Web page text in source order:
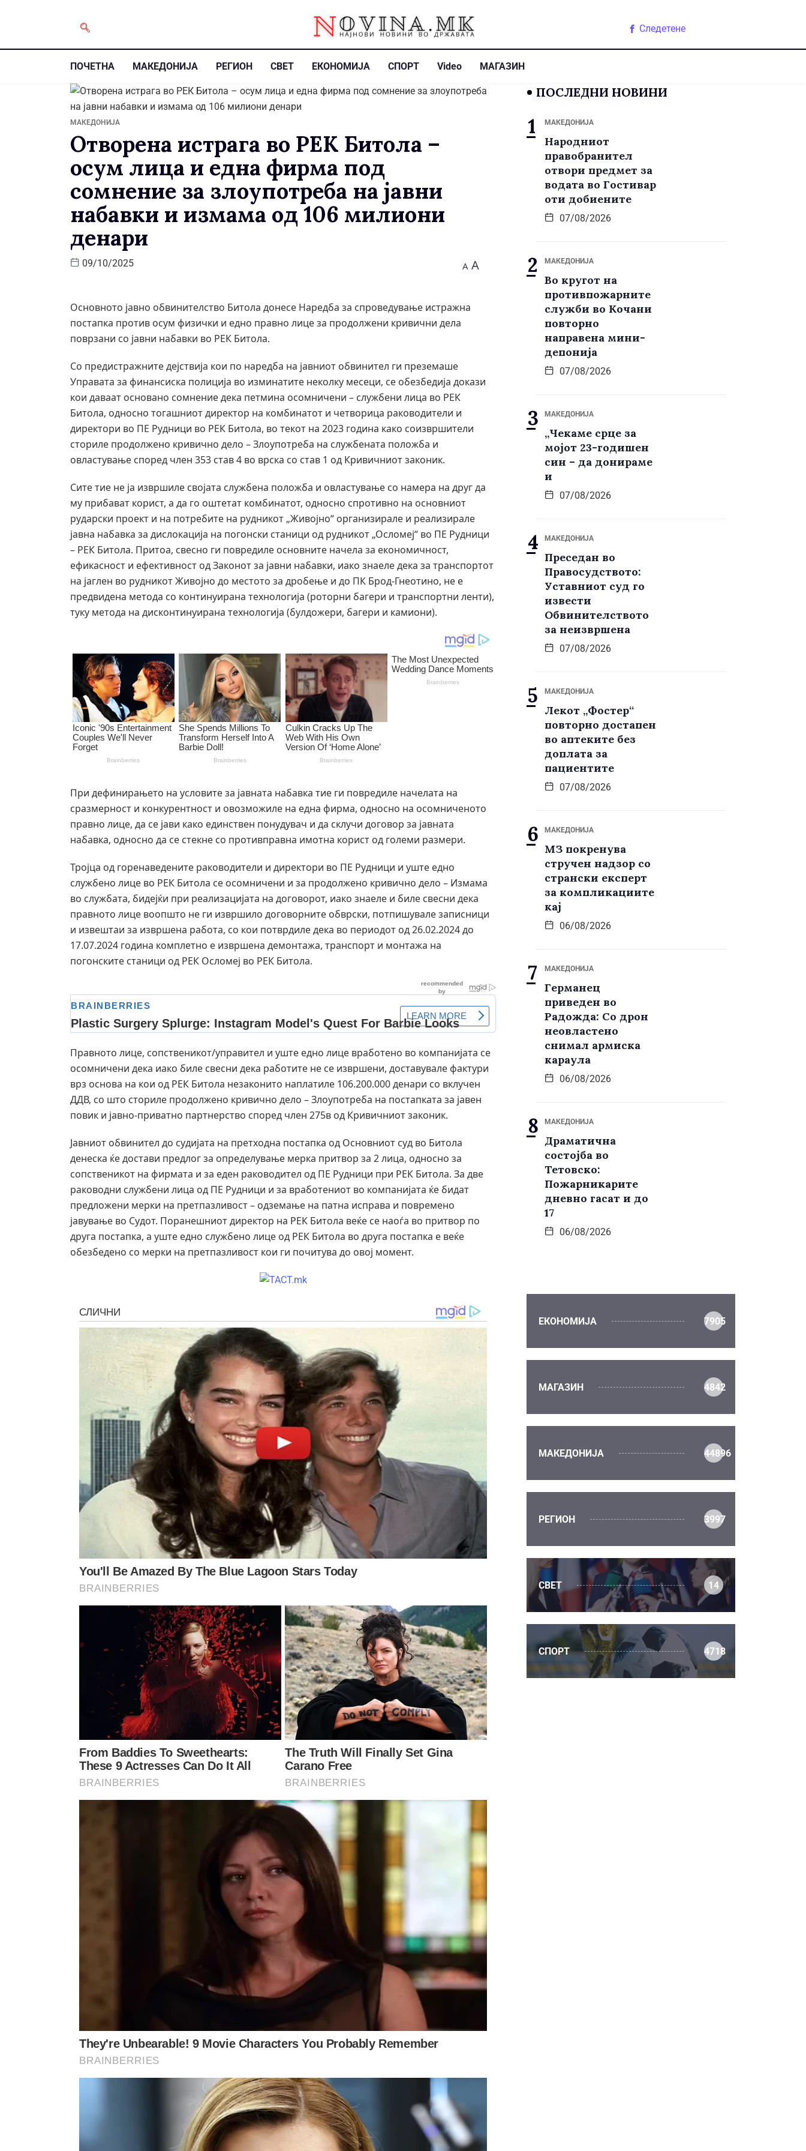
Следетене
ПОЧЕТНА МАКЕДОНИЈА РЕГИОН СВЕТ ЕКОНОМИЈА СПОРТ Video МАГАЗИН
МАКЕДОНИЈА
Отворена истрага во РЕК Битола –
осум лица и една фирма под
сомнение за злоупотреба на јавни
набавки и измама од 106 милиони
денари
09/10/2025 A A
Основното јавно обвинителство Битола донесе Наредба за спроведување истражна
постапка против осум физички и едно правно лице за продолжени кривични дела
поврзани со јавни набавки во РЕК Битола.
Со предистражните дејствија кои по наредба на јавниот обвинител ги преземаше
Управата за финансиска полиција во изминатите неколку месеци, се обезбедија докази
кои даваат основано сомнение дека петмина осомничени – службени лица во РЕК
Битола, односно тогашниот директор на комбинатот и четворица раководители и
директори во ПЕ Рудници во РЕК Битола, во текот на 2023 година како соизвршители
сториле продолжено кривично дело – Злоупотреба на службената положба и
овластување според член 353 став 4 во врска со став 1 од Кривичниот законик.
Сите тие не ја извршиле својата службена положба и овластување со намера на друг да
му прибават корист, а да го оштетат комбинатот, односно спротивно на основниот
рударски проект и на потребите на рудникот „Живојно“ организирале и реализирале
јавна набавка за дислокација на погонски станици од рудникот „Осломеј“ во ПЕ Рудници
– РЕК Битола. Притоа, свесно ги повредиле основните начела за економичност,
ефикасност и ефективност од Законот за јавни набавки, иако знаеле дека за транспортот
на јаглен во рудникот Живојно до местото за дробење и до ПК Брод-Гнеотино, не е
предвидена метода со континуирана технологија (роторни багери и транспортни ленти),
туку метода на дисконтинуирана технологија (булдожери, багери и камиони).
При дефинирањето на условите за јавната набавка тие ги повредиле начелата на
сразмерност и конкурентност и овозможиле на една фирма, односно на осомниченото
правно лице, да се јави како единствен понудувач и да склучи договор за јавната
набавка, односно да се стекне со противправна имотна корист од големи размери.
Тројца од горенаведените раководители и директори во ПЕ Рудници и уште едно
службено лице во РЕК Битола се осомничени и за продолжено кривично дело – Измама
во службата, бидејќи при реализацијата на договорот, иако знаеле и биле свесни дека
правното лице воопшто не ги извршило договорните обврски, потпишувале записници
и извештаи за извршена работа, со кои потврдиле дека во периодот од 26.02.2024 до
17.07.2024 година комплетно е извршена демонтажа, транспорт и монтажа на
погонските станици од РЕК Осломеј во РЕК Битола.
Правното лице, сопственикот/управител и уште едно лице вработено во компанијата се
осомничени дека иако биле свесни дека работите не се извршени, доставувале фактури
врз основа на кои од РЕК Битола незаконито наплатиле 106.200.000 денари со вклучен
ДДВ, со што сториле продолжено кривично дело – Злоупотреба на постапката за јавен
повик и јавно-приватно партнерство според член 275в од Кривичниот законик.
Јавниот обвинител до судијата на претходна постапка од Основниот суд во Битола
денеска ќе достави предлог за определување мерка притвор за 2 лица, односно за
сопственикот на фирмата и за еден раководител од ПЕ Рудници при РЕК Битола. За две
раководни службени лица од ПЕ Рудници и за вработениот во компанијата ќе бидат
предложени мерки на претпазливост – одземање на патна исправа и повремено
јавување во Судот. Поранешниот директор на РЕК Битола веќе се наоѓа во притвор по
друга постапка, а уште едно службено лице од РЕК Битола во друга постапка е веќе
обезбедено со мерки на претпазливост кои ги почитува до овој момент.
ПОСЛЕДНИ НОВИНИ
МАКЕДОНИЈА
Народниот
правобранител
отвори предмет за
водата во Гостивар
оти добиените
07/08/2026
МАКЕДОНИЈА
Во кругот на
противпожарните
служби во Кочани
повторно
направена мини-
депонија
07/08/2026
МАКЕДОНИЈА
„Чекаме срце за
мојот 23-годишен
син – да донираме
и
07/08/2026
МАКЕДОНИЈА
Преседан во
Правосудството:
Уставниот суд го
извести
Обвинителството
за неизвршена
07/08/2026
МАКЕДОНИЈА
Лекот „Фостер“
повторно достапен
во аптеките без
доплата за
пациентите
07/08/2026
МАКЕДОНИЈА
МЗ покренува
стручен надзор со
странски експерт
за компликациите
кај
06/08/2026
МАКЕДОНИЈА
Германец
приведен во
Радожда: Со дрон
неовластено
снимал армиска
караула
06/08/2026
МАКЕДОНИЈА
Драматична
состојба во
Тетовско:
Пожарникарите
дневно гасат и до
17
06/08/2026
ЕКОНОМИЈА 7905
МАГАЗИН 4842
МАКЕДОНИЈА 44896
РЕГИОН 3997
СВЕТ 14
СПОРТ 4718